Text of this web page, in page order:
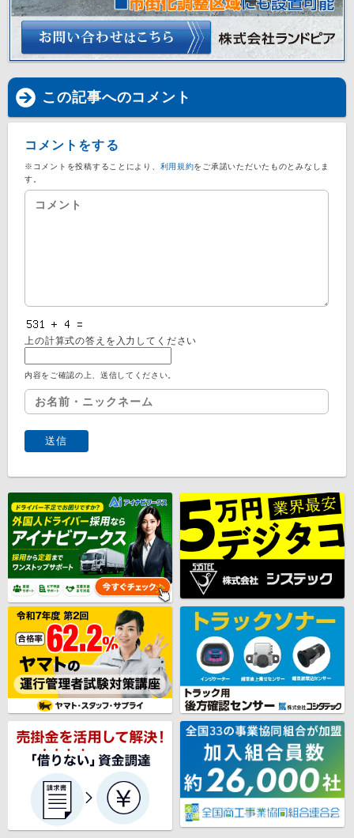
この記事へのコメント
コメントをする
※コメントを投稿することにより、 利用規約をご承諾いただいたものとみなしま
す。
上の計算式の答えを入力してください
内容をご確認の上、送信してください。